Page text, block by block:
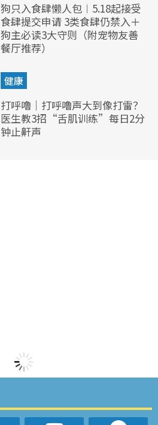
狗只入食肆懒人包︱5.18起接受
食肆提交申请 3类食肆仍禁入＋
狗主必读3大守则（附宠物友善
餐厅推荐）
健康
打呼噜｜打呼噜声大到像打雷？
医生教3招“舌肌训练”每日2分
钟止鼾声